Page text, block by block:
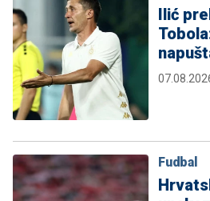
Ilić
Fudbal